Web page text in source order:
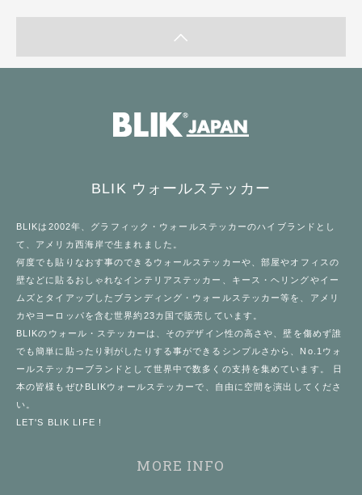
BLIK ウォールステッカー
BLIKは2002年、 グラフィック・ウォールステッカーのハイブランドとし
て、アメリカ西海岸で生まれました。
何度でも貼りなおす事のできる ウォールステッカーや、部屋やオフィスの
壁などに貼るおしゃれなインテリアステッカー、キース・ヘリングやイー
ムズとタイアップしたブランディング・ウォールステッカー等を、アメリ
カやヨーロッパを含む世界約23カ国で販売しています。
BLIKのウォール・ステッカーは、そのデザイン性の高さや、壁を傷めず誰
でも簡単に貼ったり剥がしたりする事ができるシンプルさから、No.1 ウォ
ールステッカー ブランドとして世界中で数多くの支持を集めています。 日
本の皆様もぜひ BLIKウォールステッカーで、自由に空間を演出してくださ
い。
LET'S BLIK LIFE !
MORE INFO